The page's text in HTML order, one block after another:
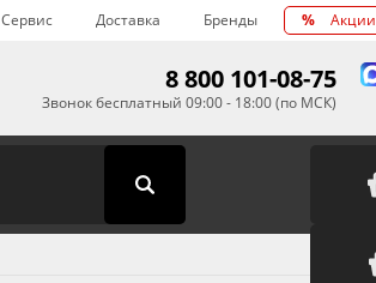
Сервис Доставка Бренды % Акции
8 800 101-08-75
Звонок бесплатный 09:00 - 18:00 (по МСК)